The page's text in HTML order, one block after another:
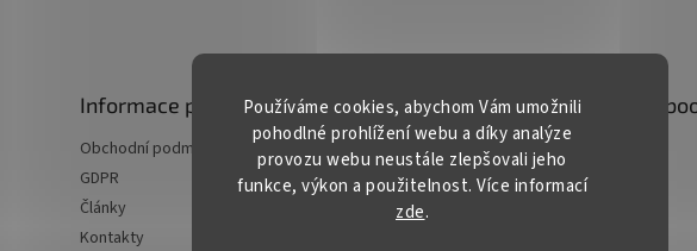
Používáme cookies, abychom Vám umožnili
pohodlné prohlížení webu a díky analýze
provozu webu neustále zlepšovali jeho
funkce, výkon a použitelnost. Více informací
zde.
Informace pro vás
Obchodní podmínky
GDPR
Články
Kontakty
Kontakt
prodej@ gardentech.cz
+420 548 531 294
+420 777 228 328